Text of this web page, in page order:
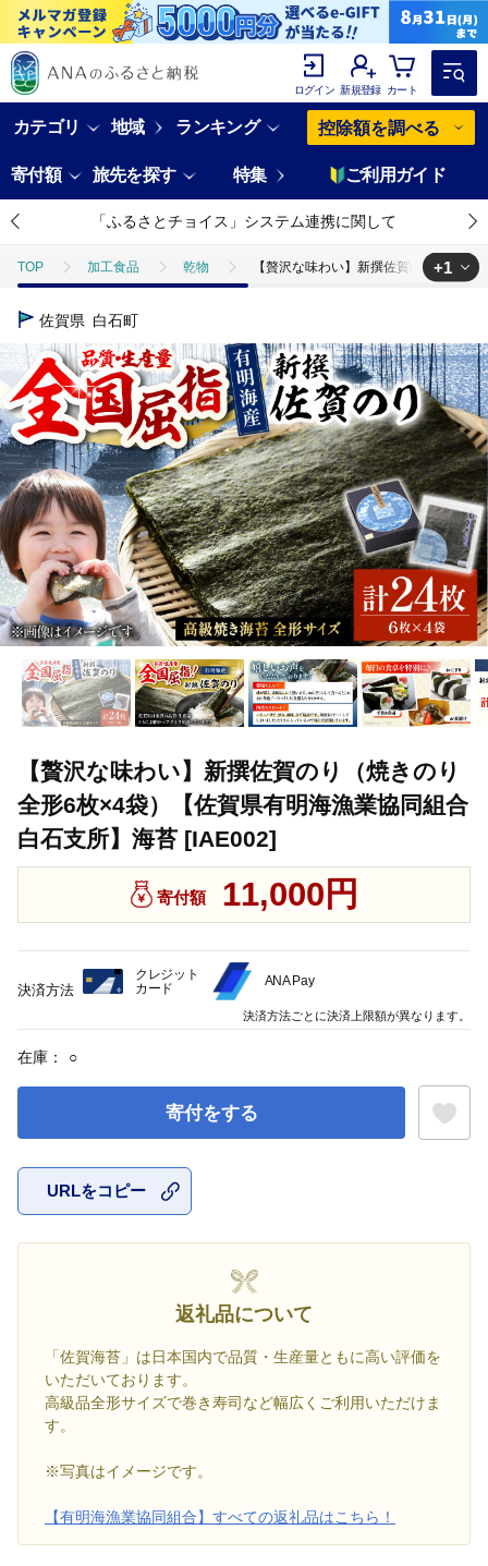
ログイン 新規登録 カート
カテゴリ 地域 ランキング 控除額を調べる
寄付額 旅先を探す 特集 ご利用ガイド
「ふるさとチョイス」システム連携に関して
TOP 加工食品 乾物 【贅沢な味わい】新撰佐賀のり（焼き
TOP
+1
佐賀県 白石町
【贅沢な味わい】新撰佐賀のり（焼きのり
全形6枚×4袋）【佐賀県有明海漁業協同組合
白石支所】海苔 [IAE002]
寄付額 11,000円
在庫： ○
寄付をする
URLをコピー
返礼品について
「佐賀海苔」は日本国内で品質・生産量ともに高い評価を
いただいております。
高級品全形サイズで巻き寿司など幅広くご利用いただけま
す。
※写真はイメージです。
【有明海漁業協同組合】すべての返礼品はこちら！
決済方法
クレジット
カード
ANA Pay
決済方法ごとに決済上限額が異なります。